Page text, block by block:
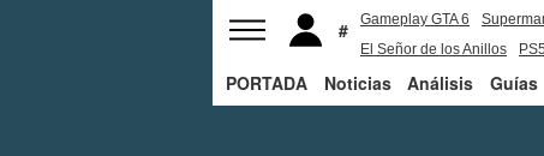
Gameplay GTA 6
El Señor de los Anillos
PS5
PORTADA Noticias Análisis Guías